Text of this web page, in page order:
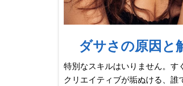
ダサさの原因と
特別なスキルはいりません。す
クリエイティブが垢ぬける、誰